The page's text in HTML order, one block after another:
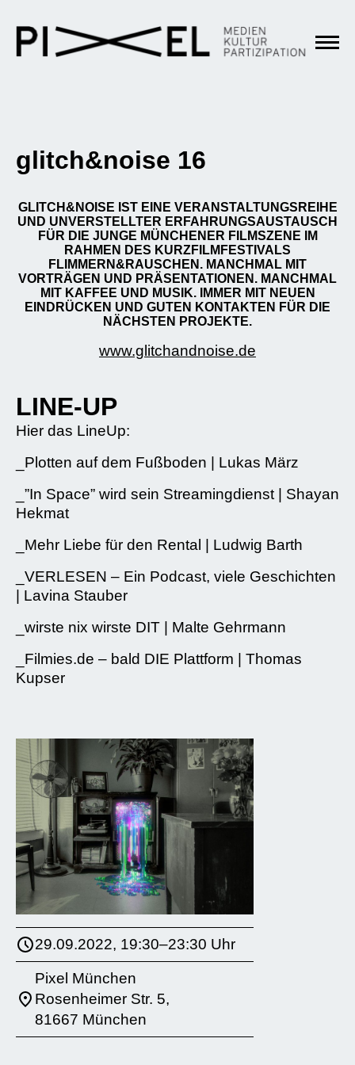
glitch&noise 16
GLITCH&NOISE IST EINE VERANSTALTUNGSREIHE
UND UNVERSTELLTER ERFAHRUNGSAUSTAUSCH
FÜR DIE JUNGE MÜNCHENER FILMSZENE IM
RAHMEN DES KURZFILMFESTIVALS
FLIMMERN&RAUSCHEN. MANCHMAL MIT
VORTRÄGEN UND PRÄSENTATIONEN. MANCHMAL
MIT KAFFEE UND MUSIK. IMMER MIT NEUEN
EINDRÜCKEN UND GUTEN KONTAKTEN FÜR DIE
NÄCHSTEN PROJEKTE.
www.glitchandnoise.de
LINE-UP
Hier das LineUp:
_Plotten auf dem Fußboden | Lukas März
_”In Space” wird sein Streamingdienst | Shayan
Hekmat
_Mehr Liebe für den Rental | Ludwig Barth
_VERLESEN – Ein Podcast, viele Geschichten
| Lavina Stauber
_wirste nix wirste DIT | Malte Gehrmann
_Filmies.de – bald DIE Plattform | Thomas
Kupser
29.09.2022, 19:30–23:30 Uhr
Pixel München
Rosenheimer Str. 5,
81667 München